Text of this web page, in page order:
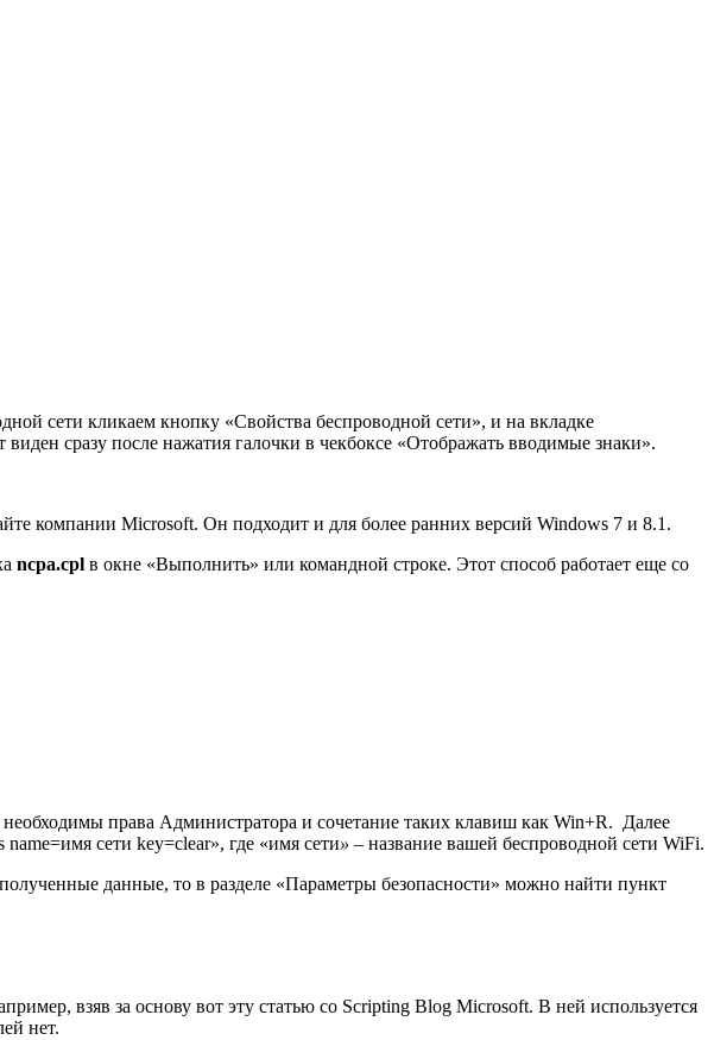
сети кликаем кнопку «Свойства беспроводной сети», и на вкладке
сразу после нажатия галочки в чекбоксе «Отображать вводимые знаки».
компании Microsoft. Он подходит и для более ранних версий Windows 7 и 8.1.
ncpa.cpl в окне «Выполнить» или командной строке. Этот способ работает еще со
права Администратора и сочетание таких клавиш как Win+R. Далее
сети key=clear», где «имя сети» – название вашей беспроводной сети WiFi.
данные, то в разделе «Параметры безопасности» можно найти пункт
взяв за основу вот эту статью со Scripting Blog Microsoft. В ней используется
нет.